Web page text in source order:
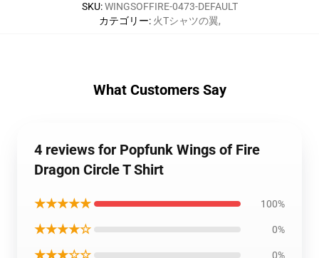
SKU:WINGSOFFIRE-0473-DEFAULT
カテゴリー: 火Tシャツの翼,
What Customers Say
4 reviews for Popfunk Wings of Fire
Dragon Circle T Shirt
★★★★★ 100%
★★★★☆ 0%
★★★☆☆ 0%